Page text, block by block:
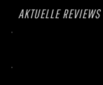
AKTUELLE REVIEWS